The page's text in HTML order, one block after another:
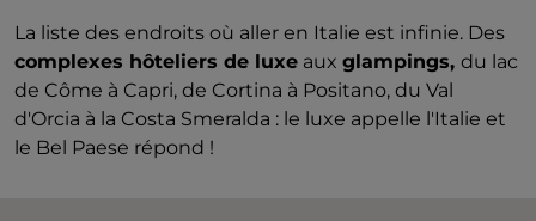
La liste des endroits où aller en Italie est infinie. Des
complexes hôteliers de luxe aux glampings, du lac
de Côme à Capri, de Cortina à Positano, du Val
d'Orcia à la Costa Smeralda : le luxe appelle l'Italie et
le Bel Paese répond !